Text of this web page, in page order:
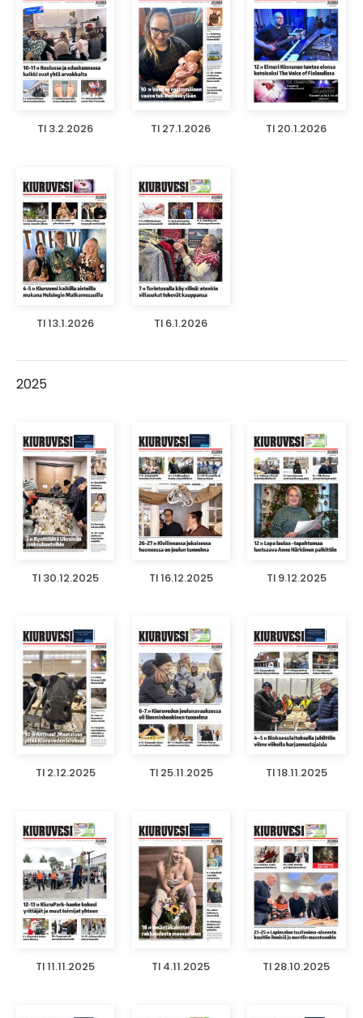
TI 3.2.2026 TI 27.1.2026 TI 20.1.2026
TI 13.1.2026 TI 6.1.2026
2025
TI 30.12.2025 TI 16.12.2025 TI 9.12.2025
TI 2.12.2025 TI 25.11.2025 TI 18.11.2025
TI 11.11.2025 TI 4.11.2025 TI 28.10.2025